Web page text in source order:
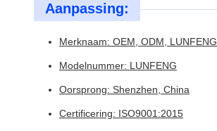
Aanpassing:
Merknaam: OEM, ODM, LUNFENG
Modelnummer: LUNFENG
Oorsprong: Shenzhen, China
Certificering: ISO9001:2015